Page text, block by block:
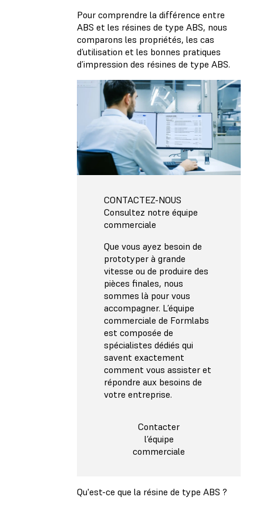
Pour comprendre la différence entre
ABS et les résines de type ABS, nous
comparons les propriétés, les cas
d’utilisation et les bonnes pratiques
d’impression des résines de type ABS.
CONTACTEZ-NOUS
Consultez notre équipe
commerciale
Que vous ayez besoin de
prototyper à grande
vitesse ou de produire des
pièces finales, nous
sommes là pour vous
accompagner. L’équipe
commerciale de Formlabs
est composée de
spécialistes dédiés qui
savent exactement
comment vous assister et
répondre aux besoins de
votre entreprise.
Contacter
l’équipe
commerciale
Qu'est-ce que la résine de type ABS ?